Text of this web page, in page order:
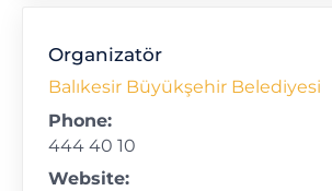
Organizatör
Balıkesir Büyükşehir Belediyesi
Phone:
444 40 10
Website: